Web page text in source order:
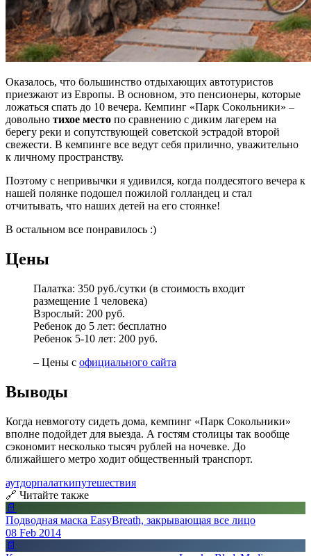
Оказалось, что большинство отдыхающих автотуристов
приезжают из Европы. В основном, это пенсионеры, которые
ложаться спать до 10 вечера. Кемпинг «Парк Сокольники» –
довольно тихое место по сравнению с диким лагерем на
берегу реки и сопутствующей советской эстрадой второй
свежести. В кемпинге все ведут себя прилично, уважительно
к личному пространству.
Поэтому с непривычки я удивился, когда полдесятого вечера к
нашей полянке подошел пожилой голландец и стал
отчитывать, что наших детей на его стоянке!
В остальном все понравилось :)
Цены
Палатка: 350 руб./сутки (в стоимость входит
размещение 1 человека)
Взрослый: 200 руб.
Ребенок до 5 лет: бесплатно
Ребенок 5-10 лет: 200 руб.
– Цены с официального сайта
Выводы
Когда невмоготу сидеть дома, кемпинг «Парк Сокольники»
вполне подойдет для выезда. А гостям столицы так вообще
сэкономит несколько тысяч рублей на ночевке. До
ближайшего метро ходит общественный транспорт.
аутдорпалаткипутешествия
🔗 Читайте также
📄
Подводная маска EasyBreath, закрывающая все лицо
08 Feb 2014
📄